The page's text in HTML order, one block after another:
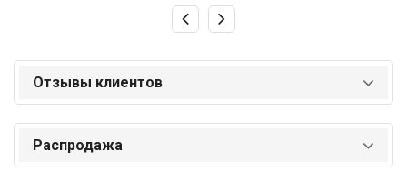
Отзывы клиентов
Распродажа